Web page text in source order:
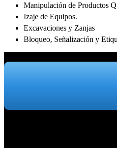
Manipulación de Productos
Izaje de Equipos.
Excavaciones y Zanjas
Bloqueo, Señalización y